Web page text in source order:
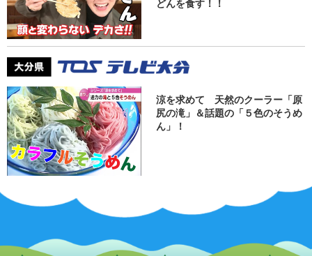
どんを食す！！
涼を求めて 天然のクーラー「原
尻の滝」＆話題の「５色のそうめ
ん」！